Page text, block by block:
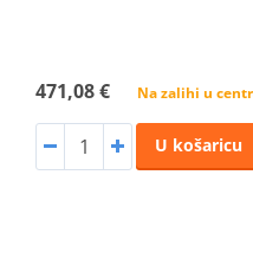
471,08 € Na zalihi u
U košaricu